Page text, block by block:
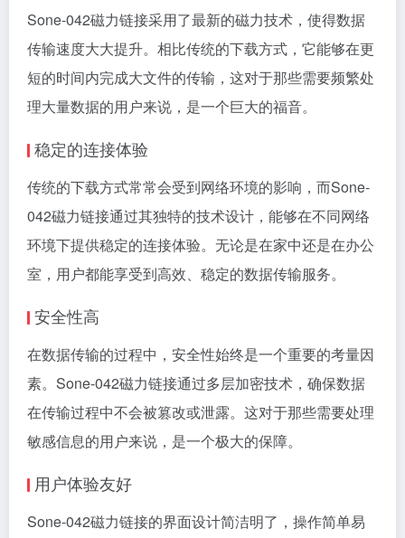
Sone-042磁力链接采用了最新的磁力技术，使得数据
传输速度大大提升。相比传统的下载方式，它能够在更
短的时间内完成大文件的传输，这对于那些需要频繁处
理大量数据的用户来说，是一个巨大的福音。
稳定的连接体验
传统的下载方式常常会受到网络环境的影响，而Sone-
042磁力链接通过其独特的技术设计，能够在不同网络
环境下提供稳定的连接体验。无论是在家中还是在办公
室，用户都能享受到高效、稳定的数据传输服务。
安全性高
在数据传输的过程中，安全性始终是一个重要的考量因
素。Sone-042磁力链接通过多层加密技术，确保数据
在传输过程中不会被篡改或泄露。这对于那些需要处理
敏感信息的用户来说，是一个极大的保障。
用户体验友好
Sone-042磁力链接的界面设计简洁明了，操作简单易